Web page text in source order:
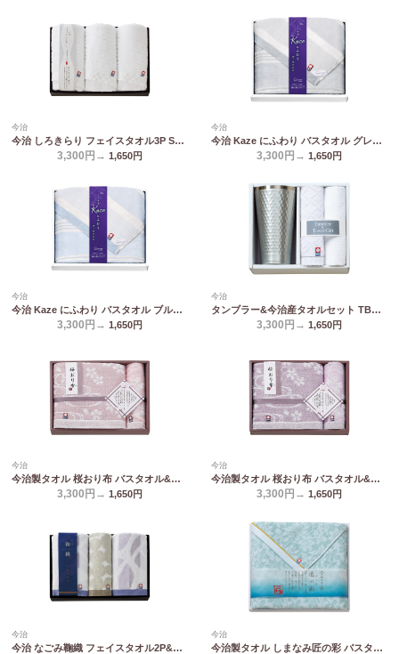
今治
今治 しろきらり フェイスタオル3P S-51300
3,300円→ 1,650円
今治
今治 Kaze にふわり バスタオル グレー KCN20300-GY/BL
3,300円→ 1,650円
今治
今治 Kaze にふわり バスタオル ブルー KCN20300-GY/BL
3,300円→ 1,650円
今治
タンブラー&今治産タオルセット TBR-033
3,300円→ 1,650円
今治
今治製タオル 桜おり布 バスタオル&ウォッシュタオル ピンク IS9630 PI/PU
3,300円→ 1,650円
今治
今治製タオル 桜おり布 バスタオル&ウォッシュタオル パープル IS9630 PI/PU
3,300円→ 1,650円
今治
今治 なごみ鞠織 フェイスタオル2P&ウォッシュタオル N-20300
今治
今治製タオル しまなみ匠の彩 バスタオル IMM-034